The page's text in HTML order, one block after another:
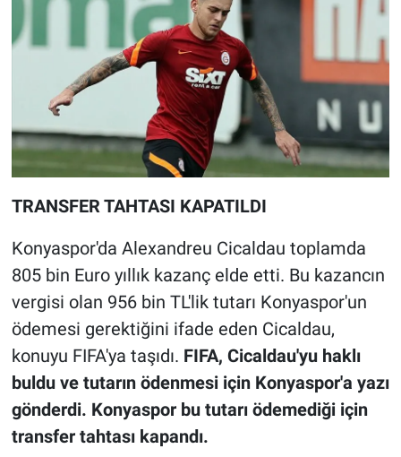
TRANSFER TAHTASI KAPATILDI
Konyaspor'da Alexandreu Cicaldau toplamda
805 bin Euro yıllık kazanç elde etti. Bu kazancın
vergisi olan 956 bin TL'lik tutarı Konyaspor'un
ödemesi gerektiğini ifade eden Cicaldau,
konuyu FIFA'ya taşıdı. FIFA, Cicaldau'yu haklı
buldu ve tutarın ödenmesi için Konyaspor'a yazı
gönderdi. Konyaspor bu tutarı ödemediği için
transfer tahtası kapandı.